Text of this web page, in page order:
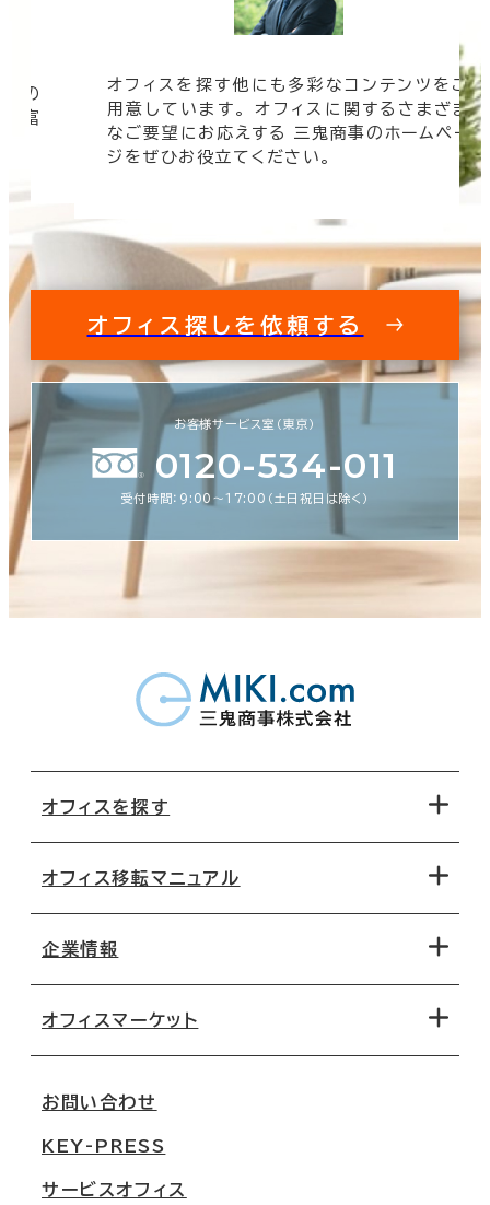
の
豊富
オフィスを探す他にも多彩なコンテンツをご
用意しています。 オフィスに関するさまざま
なご要望にお応えする 三鬼商事のホームペー
ジをぜひお役立てください。
オフィス探しを依頼する
お客様サービス室（東京）
0120-534-011
受付時間：9:00〜17:00（土日祝日は除く）
オフィスを探す
地図から探す
路線・駅から探す
オフィス移転マニュアル
移転コストシミュレーション
移転スケジュール
オフィス移転Q&A
企業情報
オフィスマーケット
大阪
名古屋
お問い合わせ
KEY-PRESS
サービスオフィス